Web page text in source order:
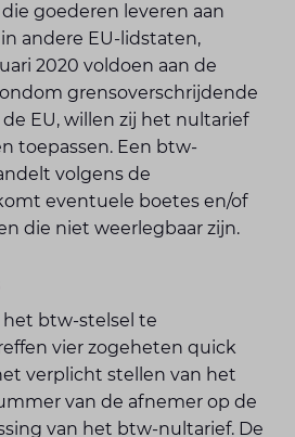
goederen leveren aan
andere EU-lidstaten,
2020 voldoen aan de
grensoverschrijdende
EU, willen zij het nultarief
toepassen. Een btw-
volgens de
eventuele boetes en/of
die niet weerlegbaar zijn.
btw-stelsel te
vier zogeheten quick
verplicht stellen van het
van de afnemer op de
van het btw-nultarief. De